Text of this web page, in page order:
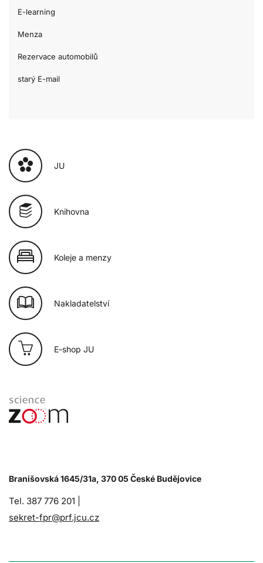
E-learning
Menza
Rezervace automobilů
starý E-mail
JU
Knihovna
Koleje a menzy
Nakladatelství
E-shop JU
Branišovská 1645/31a, 370 05 České Budějovice
Tel. 387 776 201 |
sekret-fpr@prf.jcu.cz